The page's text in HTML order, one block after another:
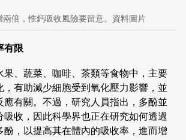
倍，惟鈣吸收風險要留意。資料圖片
有限
果、蔬菜、咖啡、茶類等食物中，主要
，有助減少細胞受到氧化壓力影響，並
應有關。不過，研究人員指出，多酚並
吸收，因此科學界也正在研究如何透過
酚，以提高其在體內的吸收率，進而增